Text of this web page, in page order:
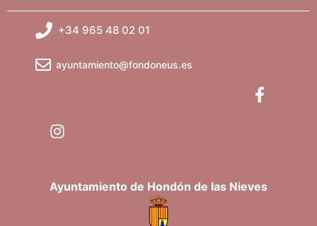
+34 965 48 02 01
ayuntamiento@fondoneus.es
Ayuntamiento de Hondón de las Nieves